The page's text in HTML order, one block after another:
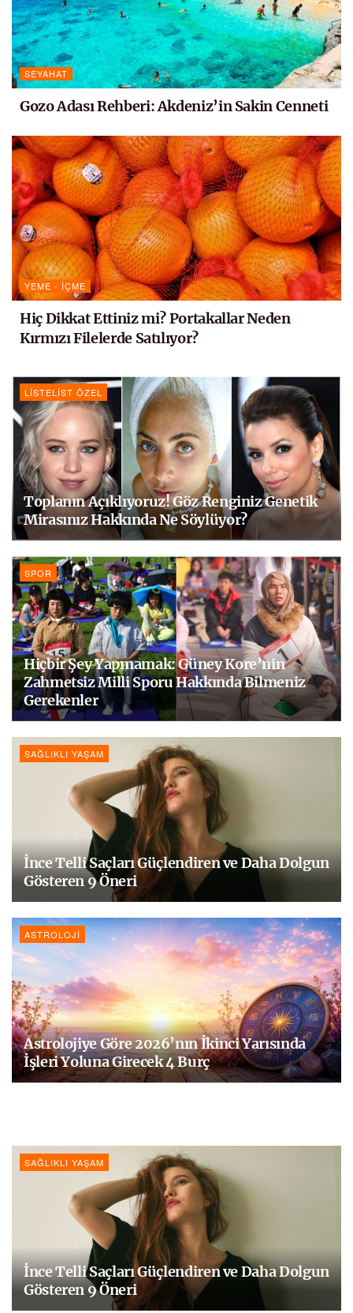
SEYAHAT
Gozo Adası Rehberi: Akdeniz’in Sakin Cenneti
YEME - İÇME
Hiç Dikkat Ettiniz mi? Portakallar Neden
Kırmızı Filelerde Satılıyor?
LISTELIST ÖZEL
Toplanın Açıklıyoruz! Göz Renginiz Genetik
Mirasınız Hakkında Ne Söylüyor?
SPOR
Hiçbir Şey Yapmamak: Güney Kore’nin
Zahmetsiz Milli Sporu Hakkında Bilmeniz
Gerekenler
SAĞLIKLI YAŞAM
İnce Telli Saçları Güçlendiren ve Daha Dolgun
Gösteren 9 Öneri
ASTROLOJI
Astrolojiye Göre 2026’nın İkinci Yarısında
İşleri Yoluna Girecek 4 Burç
SAĞLIKLI YAŞAM
İnce Telli Saçları Güçlendiren ve Daha Dolgun
Gösteren 9 Öneri